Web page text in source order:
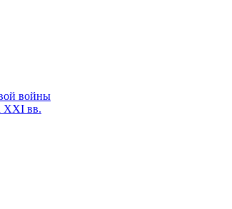
войны
XXI вв.